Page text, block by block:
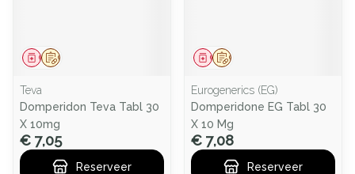
Op voorschrift
Geneesmiddel
Teva
Domperidon Teva Tabl 30
X 10mg
€ 7,05
Reserveer
Op voorschrift
Geneesmiddel
Eurogenerics (EG)
Domperidone EG Tabl 30
X 10 Mg
€ 7,08
Reserveer